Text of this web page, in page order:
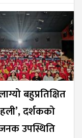
बहुप्रतिक्षित
दर्शकको
उपस्थिति